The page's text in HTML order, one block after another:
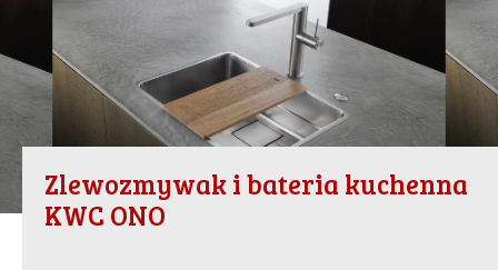
Zlewozmywak i bateria kuchenna
KWC ONO